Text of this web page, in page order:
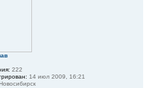
222
14 июл 2009, 16:21
Новосибирск